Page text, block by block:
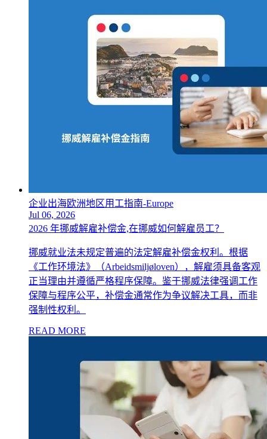
企业出海欧洲地区用工指南-Europe
Jul 06, 2026
2026 年挪威解雇补偿金,在挪威如何解雇员工？
挪威就业法未规定普遍的法定解雇补偿金权利。根据
《工作环境法》（Arbeidsmiljøloven），解雇须具备客观
正当理由并遵循严格程序保障。鉴于挪威法律强调工作
保障与程序公平，补偿金通常作为争议解决工具，而非
强制性权利。
READ MORE